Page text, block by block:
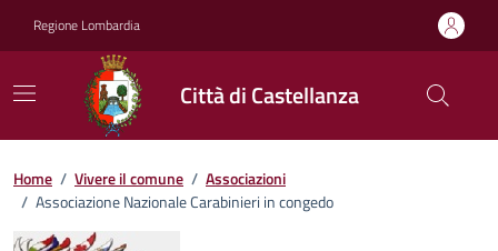
Regione Lombardia
Città di Castellanza
Home / Vivere il comune / Associazioni
/ Associazione Nazionale Carabinieri in congedo